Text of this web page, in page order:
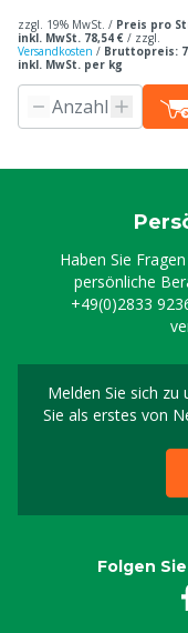
zzgl. 19% MwSt. / Preis pro
inkl. MwSt. 78,54 € / zzgl.
Versandkosten / Bruttopreis:
inkl. MwSt. per kg
Haben Sie
persönliche
+49(0)2833
Melden Sie sich
Sie als erstes von
Folgen